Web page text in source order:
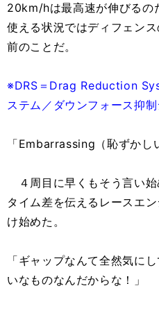
20km/hは最高速が伸びるの
使える状況ではディフェン
前のことだ。
※DRS＝Drag Reduction
ステム／ダウンフォース抑制
「Embarrassing（恥ずかし
４周目に早くもそう言い
タイム差を伝えるレースエ
け始めた。
「ギャップなんて全然気に
いなものなんだからな！」